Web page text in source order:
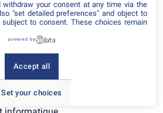
l’utilisateur à un ou plusieurs
"Informatique et Libertés" n°78-17
que modifiée par la loi n°2004-801
de son identité,
droit d'accès et de rectification
ainsi que du droit de
données le concernant fassent
withdraw your consent at any time via the
"set detailed preferences" and object to
to consent. These choices remain
powered by
Set your choices
Accept all